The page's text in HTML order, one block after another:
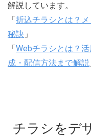
解説しています。
「 折込チラシとは？
秘訣 」
「 Webチラシとは？
成・配信方法まで解説
チラシをデ